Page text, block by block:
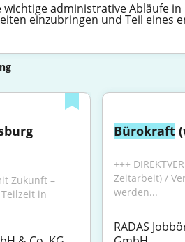
administrative Abläufe
einzubringen und Teil eines
Zukunft –
Teilzeit in
Bürokraft
+++
Zeitarbeit) /
werden...
RADAS